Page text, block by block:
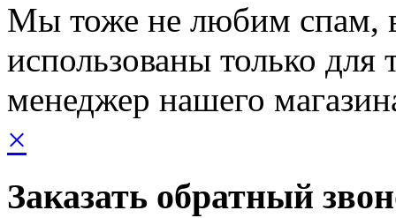
Мы тоже не любим спам,
использованы только для
менеджер нашего
×
Заказать обратный